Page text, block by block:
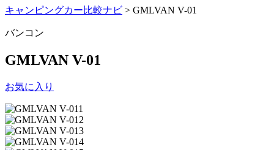
キャンピングカー比較ナビ > GMLVAN V-01
バンコン
GMLVAN V-01
お気に入り